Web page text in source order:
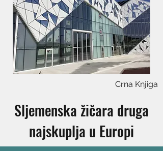
Crna Knjiga
Sljemenska žičara druga
najskuplja u Europi